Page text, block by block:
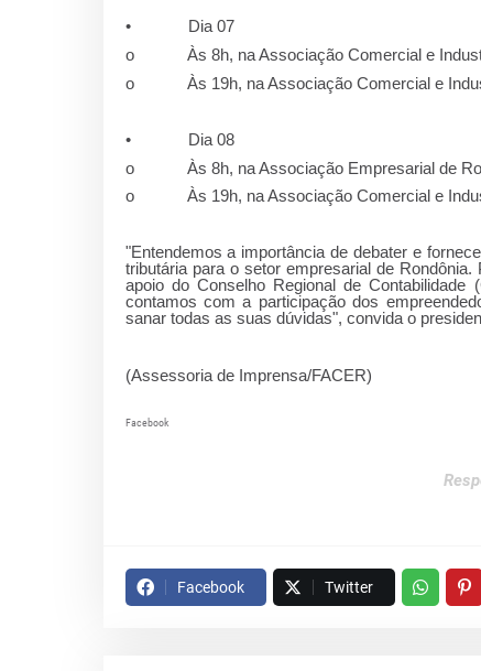
• Dia 07
o Às 8h, na Associação Comercial e
o Às 19h, na Associação Comercial e
• Dia 08
o Às 8h, na Associação Empresarial de
o Às 19h, na Associação Comercial e
"Entendemos a importância de debater e
tributária para o setor empresarial de
apoio do Conselho Regional de
contamos com a participação dos
sanar todas as suas dúvidas", convida o
(Assessoria de Imprensa/FACER)
Facebook
Facebook Twitter